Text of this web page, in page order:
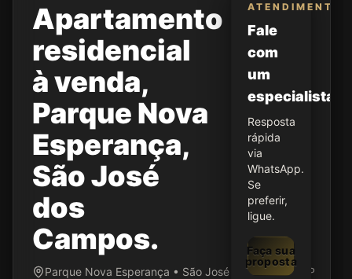
Apartamento
residencial
à venda,
Parque Nova
Esperança,
São José
dos
Campos.
Parque Nova Esperança • São José dos Campos/SP
ATENDIMENTO
Fale
com
um
especialista
Resposta
rápida
via
WhatsApp.
Se
preferir,
ligue.
Faça sua
proposta